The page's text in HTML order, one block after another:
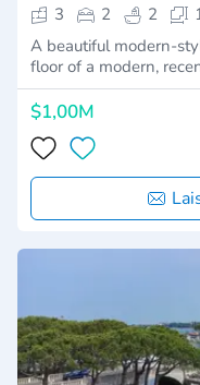
3
2 2
A beautiful modern-
floor of a modern,
$1,00M